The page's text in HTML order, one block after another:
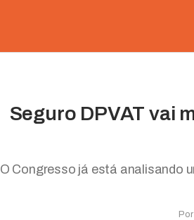
Seguro DPVAT vai
O Congresso já está analisando
Por